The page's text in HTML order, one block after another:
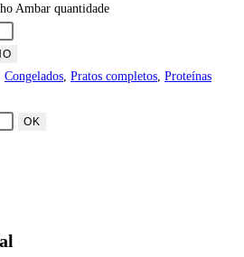
Ambar quantidade
Congelados Pratos completos Proteínas
OK